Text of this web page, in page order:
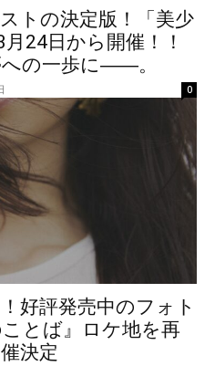
トの決定版！「美少
24日から開催！！
の一歩に――。
0
好評発売中のフォト
とば』ロケ地を再
決定